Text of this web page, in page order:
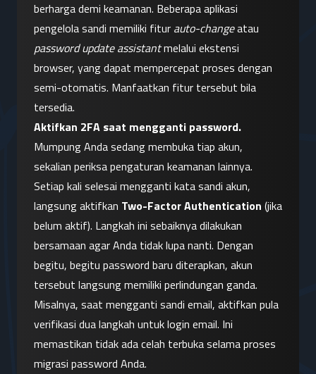
berharga demi keamanan. Beberapa aplikasi
pengelola sandi memiliki fitur auto-change
password update assistant melalui ekstensi
browser, yang dapat mempercepat proses dengan
semi-otomatis. Manfaatkan fitur tersebut bila
tersedia.
Aktifkan 2FA saat mengganti password.
Mumpung Anda sedang membuka tiap akun,
sekalian periksa pengaturan keamanan lainnya.
Setiap kali selesai mengganti kata sandi akun,
langsung aktifkan Two-Factor Authentication (jika
belum aktif). Langkah ini sebaiknya dilakukan
bersamaan agar Anda tidak lupa nanti. Dengan
begitu, begitu password baru diterapkan, akun
tersebut langsung memiliki perlindungan ganda.
Misalnya, saat mengganti sandi email, aktifkan pula
verifikasi dua langkah untuk login email. Ini
memastikan tidak ada celah terbuka selama proses
migrasi password Anda.